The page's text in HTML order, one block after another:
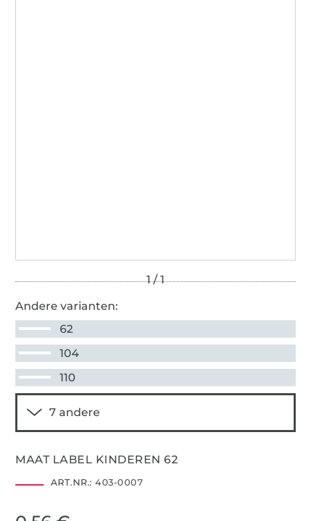
Andere varianten:
62
104
110
MAAT LABEL KINDEREN 62
ART.NR.: 403-0007